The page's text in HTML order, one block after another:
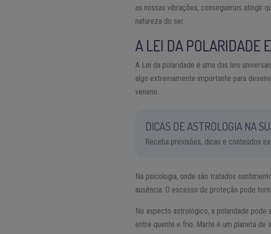
as nossas vibrações, conseguimos atingir
natureza do ser.
A LEI DA POLARIDADE
A Lei da polaridade é uma das leis
algo extremamente importante para
veneno.
DICAS DE ASTROLOGIA NA
Receba previsões, dicas e conteúdos
Na psicologia, onde são tratados
ausência. O excesso de proteção pode
No aspecto astrológico, a polaridade pode
entre quente e frio. Marte é um planeta de